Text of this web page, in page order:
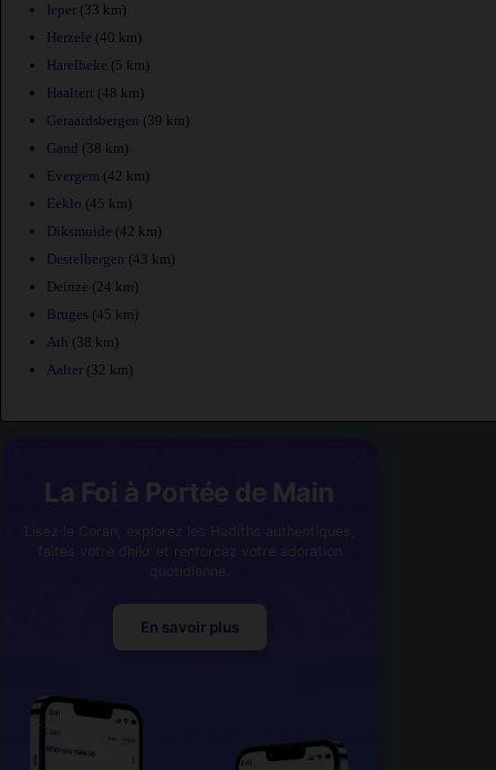
Ieper (33 km)
Herzele (40 km)
Harelbeke (5 km)
Haaltert (48 km)
Geraardsbergen (39 km)
Gand (38 km)
Evergem (42 km)
Eeklo (45 km)
Diksmuide (42 km)
Destelbergen (43 km)
Deinze (24 km)
Bruges (45 km)
Ath (38 km)
Aalter (32 km)
La Foi à Portée de Main
En savoir plus